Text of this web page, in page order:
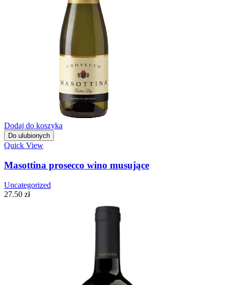
Dodaj do koszyka
Do ulubionych
Quick View
Masottina prosecco wino musujące
Uncategorized
27.50 zł